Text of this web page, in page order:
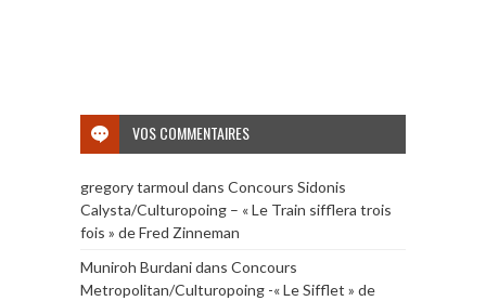
VOS COMMENTAIRES
gregory tarmoul dans Concours Sidonis
Calysta/Culturopoing – « Le Train sifflera trois
fois » de Fred Zinneman
Muniroh Burdanidans Concours
Metropolitan/Culturopoing -« Le Sifflet » de